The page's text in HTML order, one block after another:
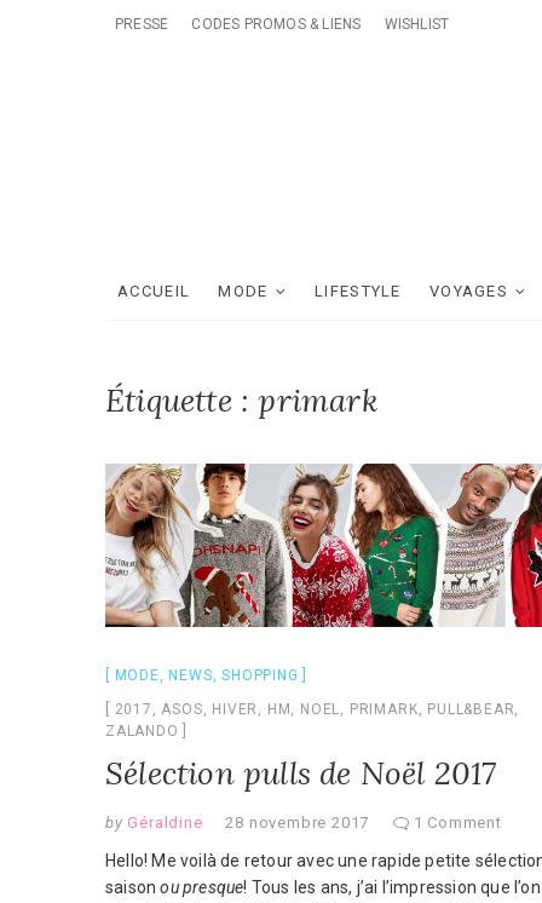
PRESSE CODES PROMOS & LIENS WISHLIST
ACCUEIL MODE LIFESTYLE VOYAGES
Étiquette :primark
MODE, NEWS,SHOPPING
2017 ,ASOS, HIVER , HM , NOEL, PRIMARK, PULL&BEAR,
ZALANDO
Sélection pulls de Noël 2017
by Géraldine 28 novembre 2017 1 Comment
Hello! Me voilà de retour avec une rapide petite
saisonou presque! Tous les ans, j’ai l’impression que